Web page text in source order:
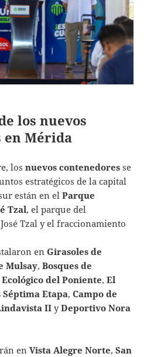
los nuevos
en Mérida
losnuevos contenedores se
estratégicos de la capital
están en elParque
Tzal, el parque del
Tzal y el fraccionamiento
enGirasoles de
Mulsay,Bosques de
del Poniente,El
Séptima Etapa,Campo de
II yDeportivo Nora
enVista Alegre Norte,San